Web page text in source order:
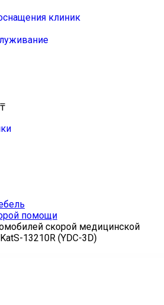
клиник
₸
помощи
скорой медицинской
13210R (YDC-3D)